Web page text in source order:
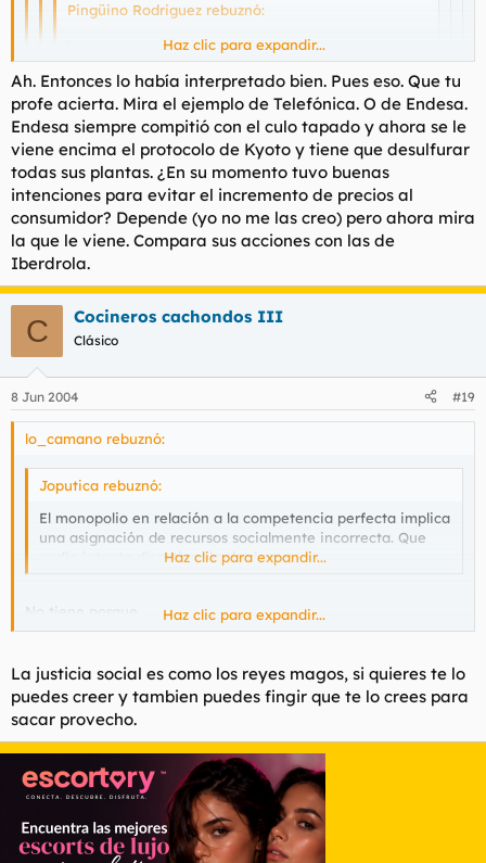
Pingüino Rodriguez rebuznó:
Joputica rebuznó:
lo_camano rebuznó:
Joputica rebuznó:
El monopolio en relación a la
competencia perfecta implica una
asignación de recursos socialmente
incorrecta. Que nadie intente
No tiene porque.
Hay reestructuraciones socioeconomicas
recursos PODRÍAN ser asignados bajo el
Ah ok. Le haré saber a mi profesor de economía
equivocado.Muakis
Haz clic para expandir...
Una cosa son las intenciones, que no nos tenemos
por qué creer y otra la higiene de la
competitividad, que es bastante irrefutable.
Haz clic para expandir...
Yo diría que una cosa es la noble intención de la teoría
económica de campano y otra muy distinta la
que no se arregle discutiendo.
Haz clic para expandir...
Pues ya no sé si eres ortodoxo o musulmán. Me has liao.
Haz clic para expandir...
Déjate llevar por la ironía al leer mi primer post y quizá me
entiendas. De todas formas, no te aconsejo que lo hagas, sólo
soy un hijo de puta. Muakis
Haz clic para expandir...
Ah. Entonces lo había interpretado bien. Pues eso. Que tu
profe acierta. Mira el ejemplo de Telefónica. O de Endesa.
Endesa siempre compitió con el culo tapado y ahora se le
viene encima el protocolo de Kyoto y tiene que desulfurar
todas sus plantas. ¿En su momento tuvo buenas
intenciones para evitar el incremento de precios al
consumidor? Depende (yo no me las creo) pero ahora mira
la que le viene. Compara sus acciones con las de
Iberdrola.
C Cocineros cachondos III
Clásico
8 Jun 2004 #19
lo_camano rebuznó:
Joputica rebuznó:
El monopolio en relación a la competencia perfecta implica
una asignación de recursos socialmente incorrecta. Que
nadie intente discutirmelo siquiera.
Haz clic para expandir...
No tiene porque.
Hay reestructuraciones socioeconomicas dentro del marco que
estricto yugo de la justicia social.
Haz clic para expandir...
La justicia social es como los reyes magos, si quieres te lo
puedes creer y tambien puedes fingir que te lo crees para
sacar provecho.